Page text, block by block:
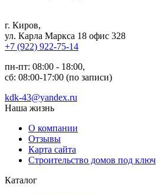
г. Киров,
ул. Карла Маркса 18 офис 328
+7 (922) 922-75-14
пн-пт: 08:00 - 18:00,
сб: 08:00-17:00 (по записи)
kdk-43@yandex.ru
Наша жизнь
О компании
Отзывы
Карта сайта
Строительство домов под ключ
Каталог